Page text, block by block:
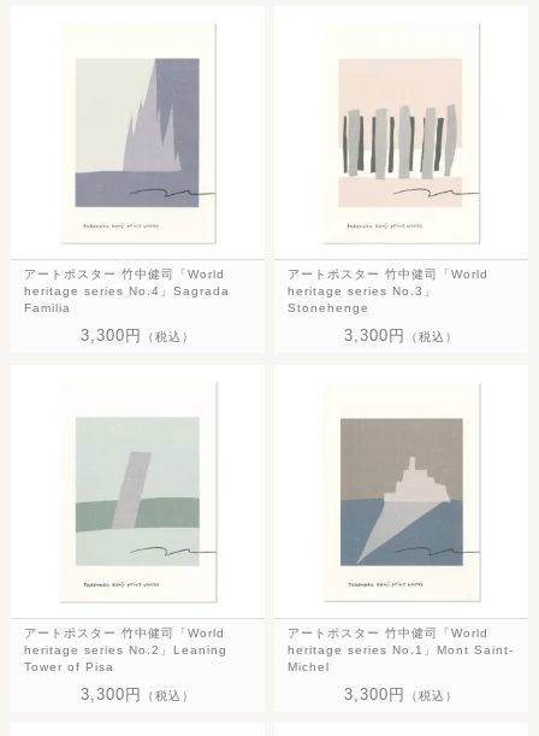
アートポスター 竹中健司「World
heritage series No.4」Sagrada
Familia
3,300円 （税込）
アートポスター 竹中健司「World
heritage series No.3」
Stonehenge
3,300円 （税込）
アートポスター 竹中健司「World
heritage series No.2」Leaning
Tower of Pisa
3,300円 （税込）
アートポスター 竹中健司「World
heritage series No.1」Mont Saint-
Michel
3,300円 （税込）